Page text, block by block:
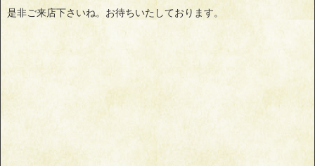
是非ご来店下さいね。お待ちいたしております。